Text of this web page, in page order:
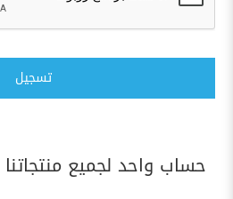
تسجيل
حساب واحد لجميع منتجاتنا